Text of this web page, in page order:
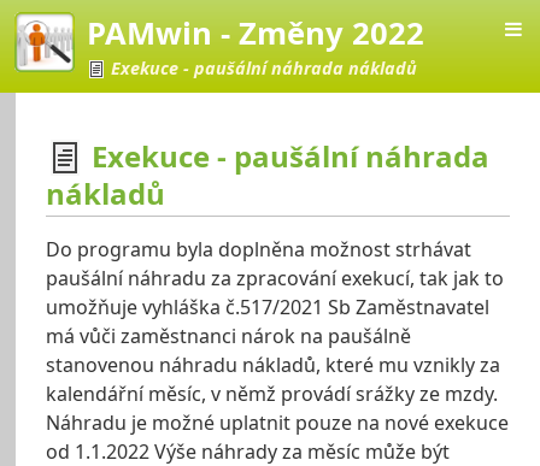
PAMwin - Změny 2022
Exekuce - paušální náhrada nákladů
2022
Exekuce - paušální náhrada
nákladů
Do programu byla doplněna možnost strhávat
paušální náhradu za zpracování exekucí, tak jak to
umožňuje vyhláška č.517/2021 Sb Zaměstnavatel
má vůči zaměstnanci nárok na paušálně
stanovenou náhradu nákladů, které mu vznikly za
kalendářní měsíc, v němž provádí srážky ze mzdy.
Náhradu je možné uplatnit pouze na nové exekuce
od 1.1.2022 Výše náhrady za měsíc může být